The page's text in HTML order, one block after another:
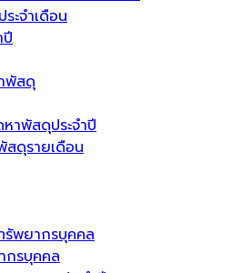
ะจำเดือน
ปี
พัสดุ
าพัสดุประจำปี
สดุรายเดือน
รัพยากรบุคคล
กรบุคคล